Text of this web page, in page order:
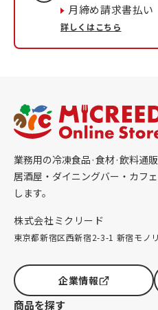
月締め請求書払い
詳しくはこちら
業務用の冷凍食品·食材·飲料通
居酒屋・ダイニングバー・カフ
します。
株式会社ミクリード
東京都新宿区西新宿2-3-1 新宿モノ
企業情報
商品を探す